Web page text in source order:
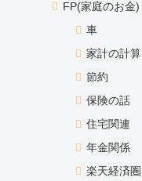
FP(家庭のお金)
車
家計の計算
節約
保険の話
住宅関連
年金関係
楽天経済圏